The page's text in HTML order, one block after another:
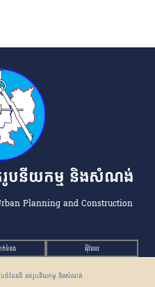
រូបនីយកម្ម និងសំណង់
Planning and Construction
ក់ទំនង អ៉ីមែល
បចំដែនដី នគរូបនីយកម្ម និងសំណង់